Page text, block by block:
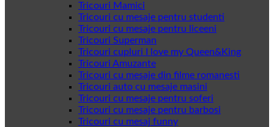
Tricouri Mamici
Tricouri cu mesaje pentru studenti
Tricouri cu mesaje pentru liceeni
Tricouri Superman
Tricouri cupluri I love my Queen&King
Tricouri Amuzante
Tricouri cu mesaje din filme romanesti
Tricouri auto cu mesaje masini
Tricouri cu mesaje pentru soferi
Tricouri cu mesaje pentru barbosi
Tricouri cu mesaj funny